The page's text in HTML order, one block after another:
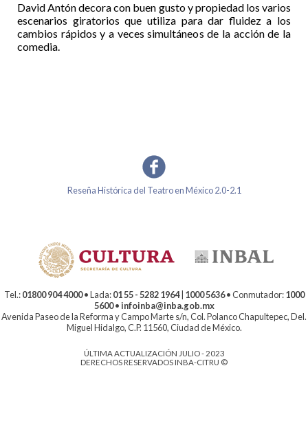
David Antón decora con buen gusto y propiedad los varios
escenarios giratorios que utiliza para dar fluidez a los
cambios rápidos y a veces simultáneos de la acción de la
comedia.
Reseña Histórica del Teatro en México 2.0-2.1
Tel.:01800 904 4000• Lada:01 55 - 5282 1964| 1000 5636• Conmutador:1000
5600•infoinba@inba.gob.mx
Avenida Paseo de la Reforma y Campo Marte s/n, Col. Polanco Chapultepec, Del.
Miguel Hidalgo, C.P. 11560, Ciudad de México.
ÚLTIMA ACTUALIZACIÓN JULIO - 2023
DERECHOS RESERVADOS INBA-CITRU ©